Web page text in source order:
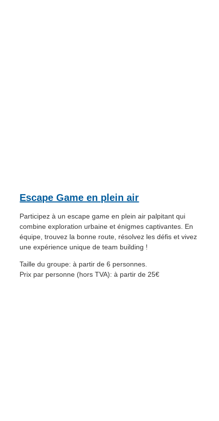
Escape Game en plein air
Participez à un escape game en plein air palpitant qui
combine exploration urbaine et énigmes captivantes. En
équipe, trouvez la bonne route, résolvez les défis et vivez
une expérience unique de team building !
Taille du groupe: à partir de 6 personnes.
Prix par personne (hors TVA): à partir de 25€